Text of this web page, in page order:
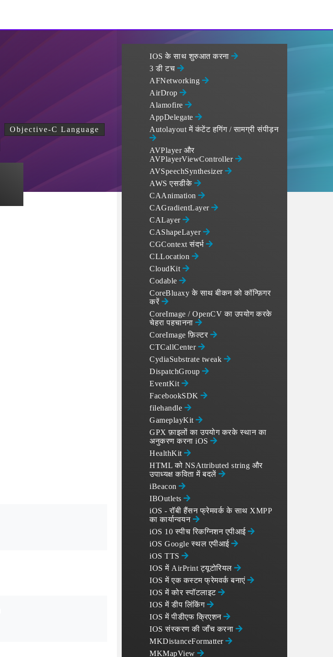
Objective-C Language
IOS के साथ शुरुआत करना
3 डी टच
AFNetworking
AirDrop
Alamofire
AppDelegate
Autolayout में कंटेंट हगिंग / सामग्री संपीड़न
AVPlayer और
AVPlayerViewController
AVSpeechSynthesizer
AWS एसडीके
CAAnimation
CAGradientLayer
CALayer
CAShapeLayer
CGContext संदर्भ
CLLocation
CloudKit
Codable
CoreBluaxy के साथ बीकन को कॉन्फ़िगर
करें
CoreImage / OpenCV का उपयोग करके
चेहरा पहचानना
CoreImage फ़िल्टर
CTCallCenter
CydiaSubstrate tweak
DispatchGroup
EventKit
FacebookSDK
filehandle
GameplayKit
GPX फ़ाइलों का उपयोग करके स्थान का
अनुकरण करना iOS
HealthKit
HTML को NSAttributed string और
उपाध्यक्ष कविता में बदलें
iBeacon
IBOutlets
iOS - रॉबी हैंसन फ्रेमवर्क के साथ XMPP
का कार्यान्वयन
iOS 10 स्पीच रिकग्निशन एपीआई
iOS Google स्थल एपीआई
iOS TTS
IOS में AirPrint ट्यूटोरियल
IOS में एक कस्टम फ्रेमवर्क बनाएं
IOS में कोर स्पॉटलाइट
IOS में डीप लिंकिंग
IOS में पीडीएफ क्रिएशन
IOS संस्करण की जाँच करना
MKDistanceFormatter
MKMapView